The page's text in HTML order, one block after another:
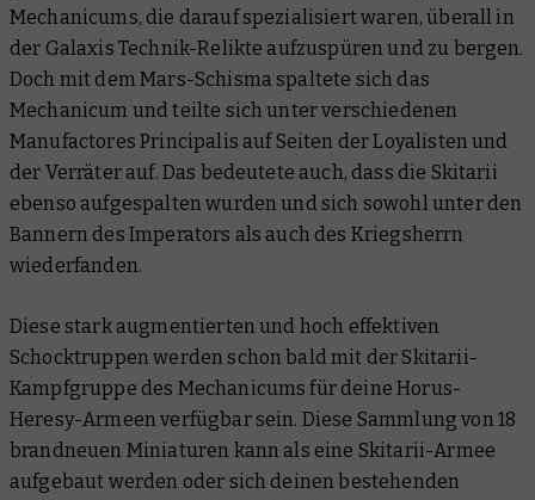
Mechanicums, die darauf spezialisiert waren, überall in
der Galaxis Technik-Relikte aufzuspüren und zu bergen.
Doch mit dem Mars-Schisma spaltete sich das
Mechanicum und teilte sich unter verschiedenen
Manufactores Principalis auf Seiten der Loyalisten und
der Verräter auf. Das bedeutete auch, dass die Skitarii
ebenso aufgespalten wurden und sich sowohl unter den
Bannern des Imperators als auch des Kriegsherrn
wiederfanden.
Diese stark augmentierten und hoch effektiven
Schocktruppen werden schon bald mit der Skitarii-
Kampfgruppe des Mechanicums für deine Horus-
Heresy-Armeen verfügbar sein. Diese Sammlung von 18
brandneuen Miniaturen kann als eine Skitarii-Armee
aufgebaut werden oder sich deinen bestehenden